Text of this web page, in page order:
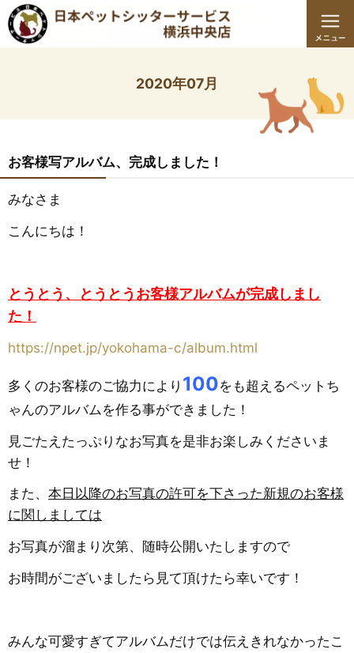
2020年07月
お客様写アルバム、完成しました！
みなさま
こんにちは！
とうとう、とうとうお客様アルバムが完成しまし
た！
https://npet.jp/yokohama-c/album.html
多くのお客様のご協力により 100をも超えるペットち
ゃんのアルバムを作る事ができました！
見ごたえたっぷりなお写真を是非お楽しみくださいま
せ！
また、 本日以降のお写真の許可を下さった新規のお客様
に関しましては
お写真が溜まり次第、随時公開いたしますので
お時間がございましたら見て頂けたら幸いです！
みんな可愛すぎてアルバムだけでは伝えきれなかったこ